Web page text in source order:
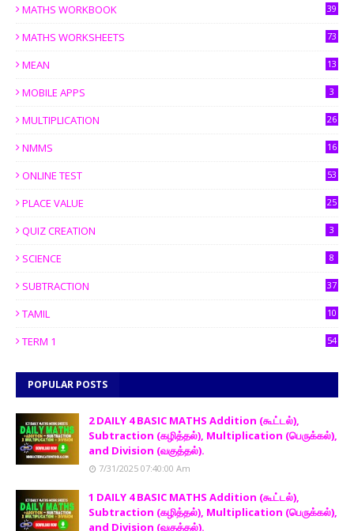
MATHS WORKBOOK 39
MATHS WORKSHEETS 73
MEAN 13
MOBILE APPS 3
MULTIPLICATION 26
NMMS 16
ONLINE TEST 53
PLACE VALUE 25
QUIZ CREATION 3
SCIENCE 8
SUBTRACTION 37
TAMIL 10
TERM 1 54
POPULAR POSTS
2 DAILY 4 BASIC MATHS Addition (கூட்டல்),
Subtraction (கழித்தல்), Multiplication (பெருக்கல்),
and Division (வகுத்தல்).
7/31/2025 07:40:00 Am
1 DAILY 4 BASIC MATHS Addition (கூட்டல்),
Subtraction (கழித்தல்), Multiplication (பெருக்கல்),
and Division (வகுத்தல்).